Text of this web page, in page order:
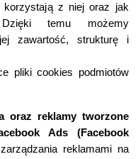
korzystają z niej oraz jak
ęki temu możemy
zawartość, strukturę i
pliki cookies podmiotów
oraz reklamy tworzone
Ads (Facebook
ądzania reklamami na